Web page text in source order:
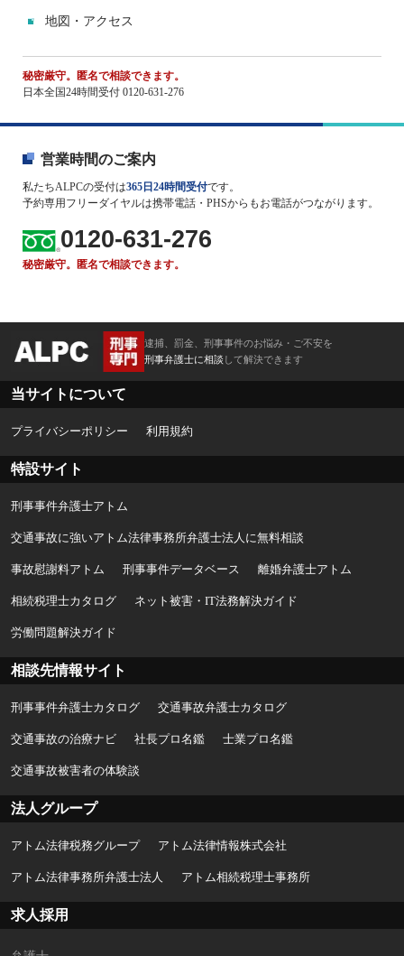
地図・アクセス
秘密厳守。匿名で相談できます。
日本全国24時間受付 0120-631-276
営業時間のご案内
私たちALPCの受付は365日24時間受付です。
予約専用フリーダイヤルは携帯電話・PHSからもお電話がつながります。
0120-631-276
秘密厳守。匿名で相談できます。
逮捕、罰金、刑事事件のお悩み・ご不安を
刑事弁護士に相談 して解決できます
当サイトについて
プライバシーポリシー 利用規約
特設サイト
刑事事件弁護士アトム
交通事故に強いアトム法律事務所弁護士法人に無料相談
事故慰謝料アトム 刑事事件データベース 離婚弁護士アトム
相続税理士カタログ ネット被害・IT法務解決ガイド
労働問題解決ガイド
相談先情報サイト
刑事事件弁護士カタログ 交通事故弁護士カタログ
交通事故の治療ナビ 社長プロ名鑑 士業プロ名鑑
交通事故被害者の体験談
法人グループ
アトム法律税務グループ アトム法律情報株式会社
アトム法律事務所弁護士法人 アトム相続税理士事務所
求人採用